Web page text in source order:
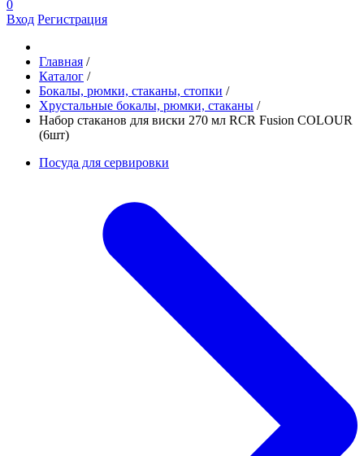
0
Вход Регистрация
Главная /
Каталог /
Бокалы, рюмки, стаканы, стопки /
Хрустальные бокалы, рюмки, стаканы /
Набор стаканов для виски 270 мл RCR Fusion COLOUR
(6шт)
Посуда для сервировки